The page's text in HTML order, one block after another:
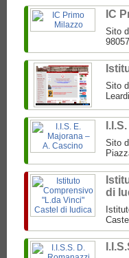
IC
Sito
Sito
Sito
di